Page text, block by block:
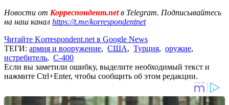
Новости от Корреспондент.netв Telegram. Подписывайтесь
на наш канал https://t.me/korrespondentnet
Читайте Korrespondent.net в Google News
ТЕГИ: армия и вооружение, США, Турция, оружие,
истребитель, С-400
Если вы заметили ошибку, выделите необходимый текст и
нажмите Ctrl+Enter, чтобы сообщить об этом редакции.